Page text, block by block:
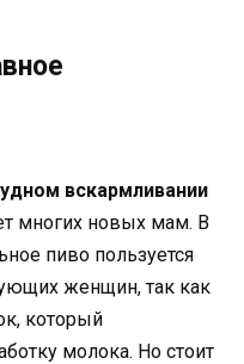
вскармливании
многих новых мам. В
пиво пользуется
женщин, так как
который
молока. Но стоит